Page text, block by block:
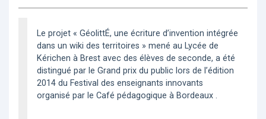
Le projet « GéolittÉ, une écriture d’invention intégrée
dans un wiki des territoires » mené au Lycée de
Kérichen à Brest avec des élèves de seconde, a été
distingué par le Grand prix du public lors de l’édition
2014 du Festival des enseignants innovants
organisé par le Café pédagogique à Bordeaux .